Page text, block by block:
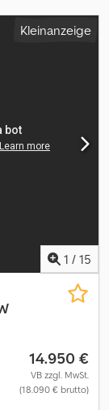
Kleinanzeige
1 / 15
14.950 €
VB zzgl. MwSt.
(18.090 € brutto)